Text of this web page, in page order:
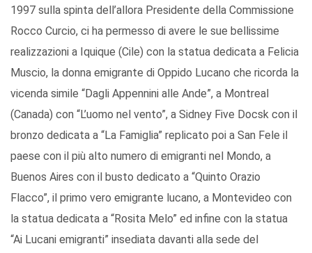
1997 sulla spinta dell’allora Presidente della Commissione
Rocco Curcio, ci ha permesso di avere le sue bellissime
realizzazioni a Iquique (Cile) con la statua dedicata a Felicia
Muscio, la donna emigrante di Oppido Lucano che ricorda la
vicenda simile “Dagli Appennini alle Ande”, a Montreal
(Canada) con “L’uomo nel vento”, a Sidney Five Docsk con il
bronzo dedicata a “La Famiglia” replicato poi a San Fele il
paese con il più alto numero di emigranti nel Mondo, a
Buenos Aires con il busto dedicato a “Quinto Orazio
Flacco”, il primo vero emigrante lucano, a Montevideo con
la statua dedicata a “Rosita Melo” ed infine con la statua
“Ai Lucani emigranti” insediata davanti alla sede del